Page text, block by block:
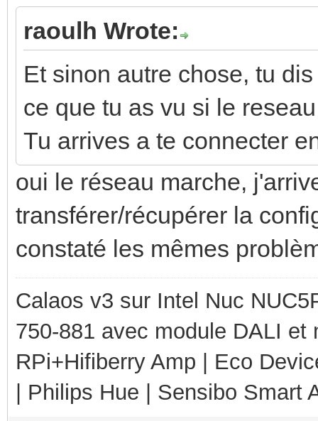
raoulh Wrote:
Et sinon autre chose, tu
ce que tu as vu si le
Tu arrives a te connecter
oui le réseau marche,
transférer/récupérer la
constaté les mêmes
Calaos v3 sur Intel Nuc
750-881 avec module DALI
RPi+Hifiberry Amp | Eco
| Philips Hue | Sensibo Smart